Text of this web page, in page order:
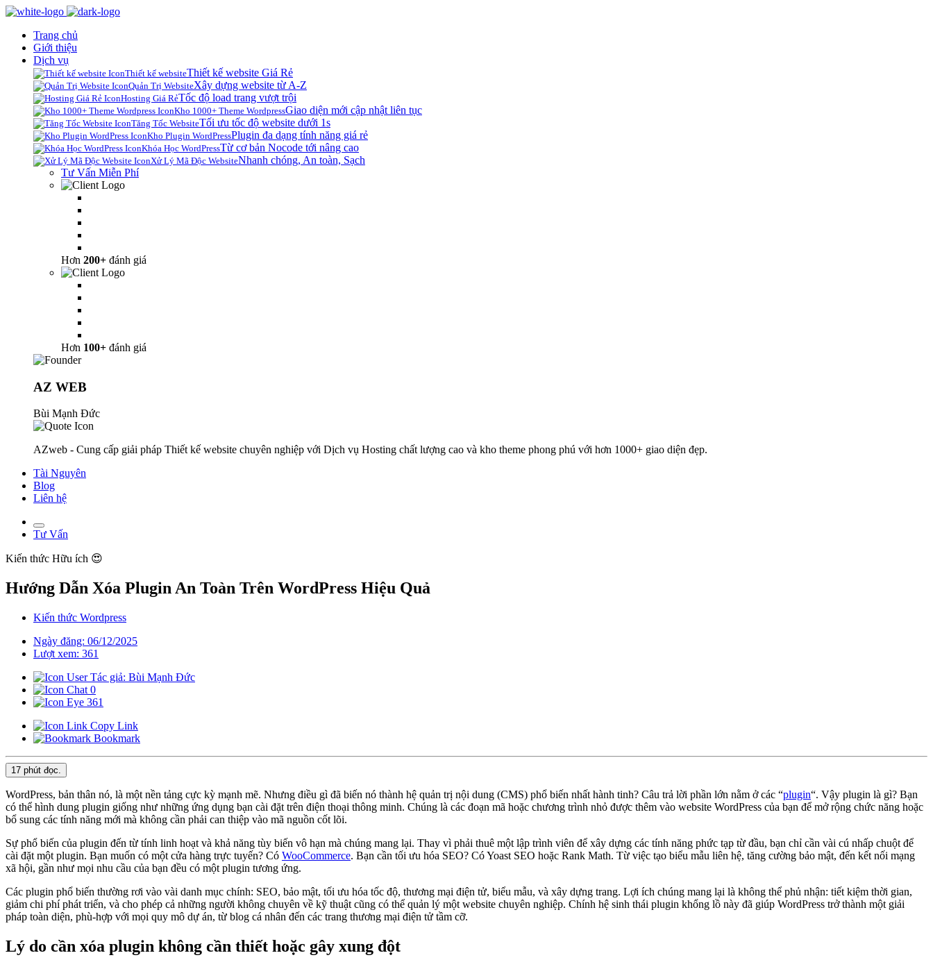
Trang chủ
Giới thiệu
Dịch vụ
Thiết kế websiteThiết kế website Giá Rẻ
Quản Trị WebsiteXây dựng website từ A-Z
Hosting Giá RẻTốc độ load trang vượt trội
Kho 1000+ Theme WordpressGiao diện mới cập nhật liên tục
Tăng Tốc WebsiteTối ưu tốc độ website dưới 1s
Kho Plugin WordPressPlugin đa dạng tính năng giá rẻ
Khóa Học WordPressTừ cơ bản Nocode tới nâng cao
Xử Lý Mã Độc WebsiteNhanh chóng, An toàn, Sạch
Tư Vấn Miễn Phí
Hơn 200+ đánh giá
Hơn 100+ đánh giá
AZ WEB
Bùi Mạnh Đức
AZweb - Cung cấp giải pháp Thiết kế website chuyên nghiệp với Dịch vụ Hosting chất lượng cao và kho theme phong phú với hơn 1000+ giao diện đẹp.
Tài Nguyên
Blog
Liên hệ
Tư Vấn
Kiến thức Hữu ích 😍
Hướng Dẫn Xóa Plugin An Toàn Trên WordPress Hiệu Quả
Kiến thức Wordpress
Ngày đăng: 06/12/2025
Lượt xem: 361
Tác giả: Bùi Mạnh Đức
0
361
Copy Link
Bookmark
17 phút đọc.
WordPress, bản thân nó, là một nền tảng cực kỳ mạnh mẽ. Nhưng điều gì đã biến nó thành hệ quản trị nội dung (CMS) phổ biến nhất hành tinh? Câu trả lời phần lớn nằm ở các “plugin“. Vậy plugin là gì? Bạn
có thể hình dung plugin giống như những ứng dụng bạn cài đặt trên điện thoại thông minh. Chúng là các đoạn mã hoặc chương trình nhỏ được thêm vào website WordPress của bạn để mở rộng chức năng hoặc
bổ sung các tính năng mới mà không cần phải can thiệp vào mã nguồn cốt lõi.
Sự phổ biến của plugin đến từ tính linh hoạt và khả năng tùy biến vô hạn mà chúng mang lại. Thay vì phải thuê một lập trình viên để xây dựng các tính năng phức tạp từ đầu, bạn chỉ cần vài cú nhấp chuột để
cài đặt một plugin. Bạn muốn có một cửa hàng trực tuyến? Có WooCommerce. Bạn cần tối ưu hóa SEO? Có Yoast SEO hoặc Rank Math. Từ việc tạo biểu mẫu liên hệ, tăng cường bảo mật, đến kết nối mạng
xã hội, gần như mọi nhu cầu của bạn đều có một plugin tương ứng.
Các plugin phổ biến thường rơi vào vài danh mục chính: SEO, bảo mật, tối ưu hóa tốc độ, thương mại điện tử, biểu mẫu, và xây dựng trang. Lợi ích chúng mang lại là không thể phủ nhận: tiết kiệm thời gian,
giảm chi phí phát triển, và cho phép cả những người không chuyên về kỹ thuật cũng có thể quản lý một website chuyên nghiệp. Chính hệ sinh thái plugin khổng lồ này đã giúp WordPress trở thành một giải
pháp toàn diện, phù-hợp với mọi quy mô dự án, từ blog cá nhân đến các trang thương mại điện tử tầm cỡ.
Lý do cần xóa plugin không cần thiết hoặc gây xung đột